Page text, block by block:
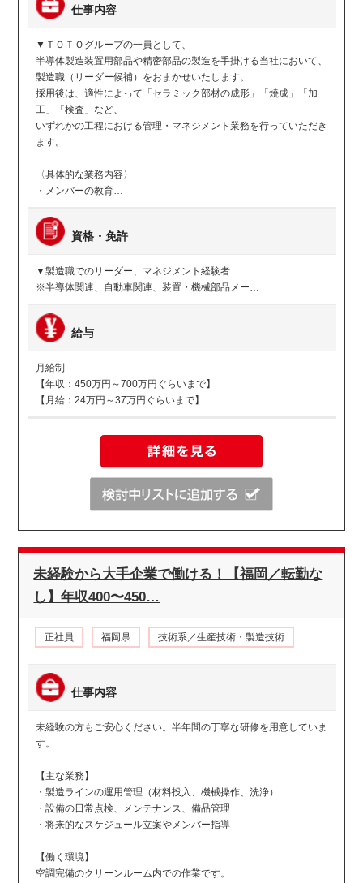
仕事内容
▼ＴＯＴＯグループの一員として、
半導体製造装置用部品や精密部品の製造を手掛ける当社において、
製造職（リーダー候補）をおまかせいたします。
採用後は、適性によって「セラミック部材の成形」「焼成」「加
工」「検査」など、
いずれかの工程における管理・マネジメント業務を行っていただき
ます。
〈具体的な業務内容〉
・メンバーの教育…
資格・免許
▼製造職でのリーダー、マネジメント経験者
※半導体関連、自動車関連、装置・機械部品メー…
給与
月給制
【年収：450万円～700万円ぐらいまで】
【月給：24万円～37万円ぐらいまで】
未経験から大手企業で働ける！【福岡／転勤な
し】年収400〜450…
正社員 福岡県 技術系／生産技術・製造技術
仕事内容
未経験の方もご安心ください。半年間の丁寧な研修を用意していま
す。
【主な業務】
・製造ラインの運用管理（材料投入、機械操作、洗浄）
・設備の日常点検、メンテナンス、備品管理
・将来的なスケジュール立案やメンバー指導
【働く環境】
空調完備のクリーンルーム内での作業です。